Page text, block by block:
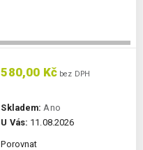
580,00 Kč bez DPH
Skladem: Ano
U Vás: 11.08.2026
Porovnat